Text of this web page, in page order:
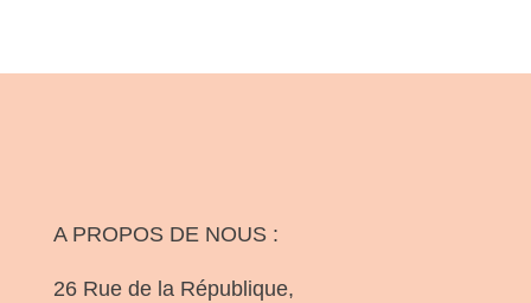
A PROPOS DE NOUS :
26 Rue de la République,